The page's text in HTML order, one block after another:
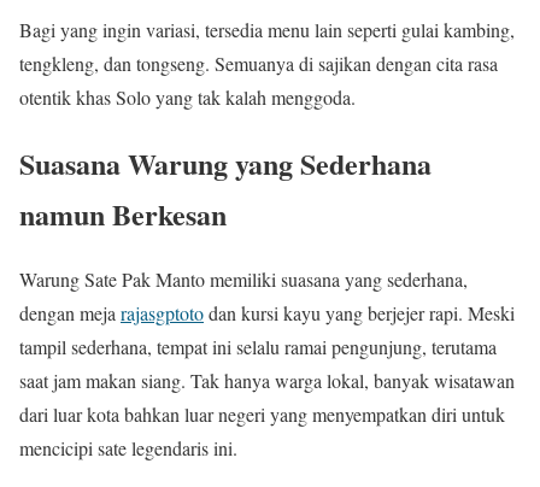
Bagi yang ingin variasi, tersedia menu lain seperti gulai kambing,
tengkleng, dan tongseng. Semuanya di sajikan dengan cita rasa
otentik khas Solo yang tak kalah menggoda.
Suasana Warung yang Sederhana
namun Berkesan
Warung Sate Pak Manto memiliki suasana yang sederhana,
dengan mejarajasgptotodan kursi kayu yang berjejer rapi. Meski
tampil sederhana, tempat ini selalu ramai pengunjung, terutama
saat jam makan siang. Tak hanya warga lokal, banyak wisatawan
dari luar kota bahkan luar negeri yang menyempatkan diri untuk
mencicipi sate legendaris ini.